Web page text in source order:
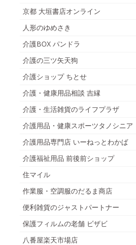
京都 大垣書店オンライン
人形のゆめさき
介護BOX パンドラ
介護の三ツ矢天狗
介護ショップ ちとせ
介護・健康用品相談 吉縁
介護・生活雑貨のライフプラザ
介護用品・健康スポーツタノシニア
介護用品専門店 いーねっとわかば
介護福祉用品 前後前ショップ
住マイル
作業服・空調服のだるま商店
便利雑貨のジャストパートナー
保護フィルムの老舗 ビザビ
八番屋楽天市場店